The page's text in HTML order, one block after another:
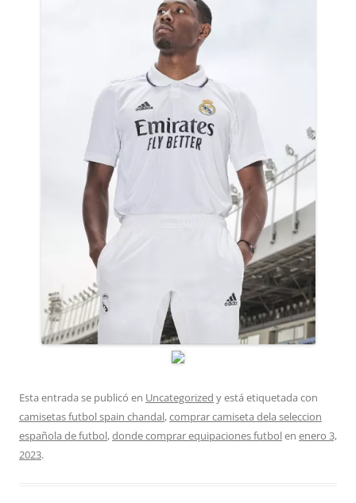
Esta entrada se publicó en Uncategorized y está etiquetada con
camisetas futbol spain chandal,comprar camiseta dela seleccion
española de futbol,donde comprar equipaciones futbolen enero 3,
2023.